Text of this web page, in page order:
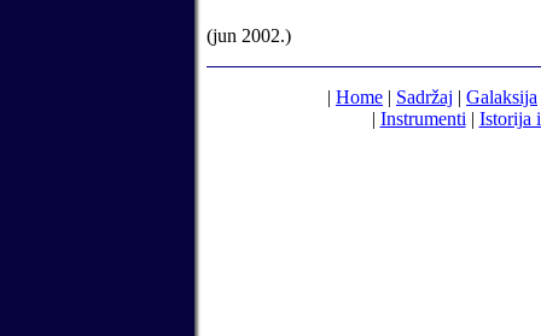
(jun 2002.)
| Home | Sadržaj | Galaksija
| Instrumenti | Istorija